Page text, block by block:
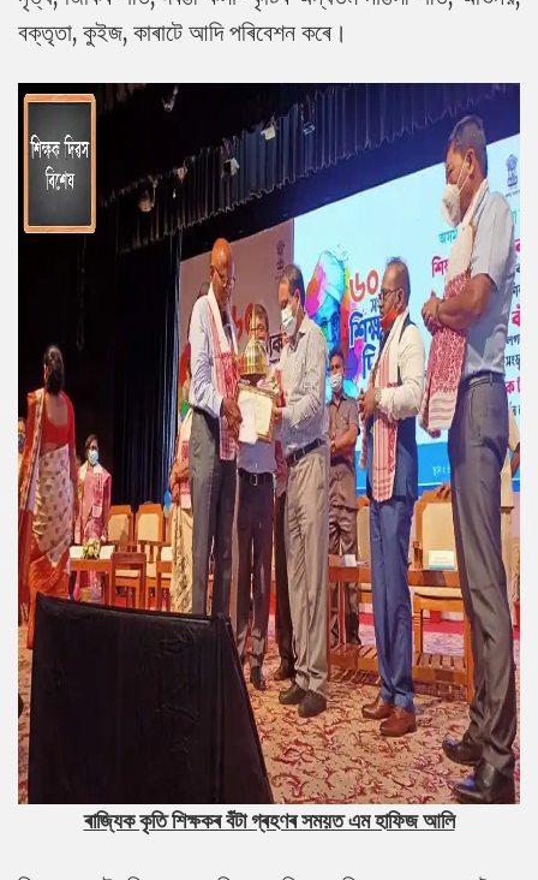
বক্তৃতা, কুইজ, কাৰাটে আদি পৰিবেশন কৰে।
ৰাজ্যিক কৃতি শিক্ষকৰ বঁটা গ্ৰহণৰ সময়ত এম হাফিজ আলি